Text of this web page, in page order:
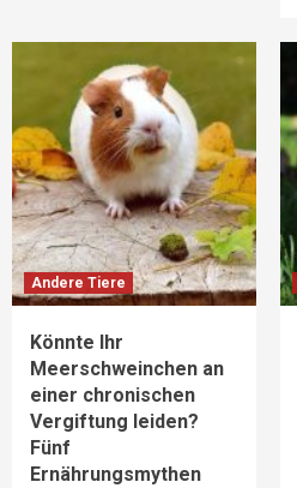
Andere Tiere
Könnte Ihr
Meerschweinchen an
einer chronischen
Vergiftung leiden?
Fünf
Ernährungsmythen